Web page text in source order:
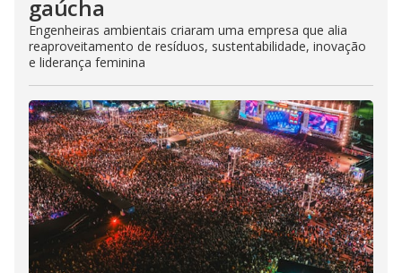
gaúcha
Engenheiras ambientais criaram uma empresa que alia
reaproveitamento de resíduos, sustentabilidade, inovação
e liderança feminina